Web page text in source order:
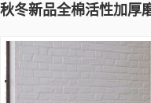
秋冬新品全棉活性加厚